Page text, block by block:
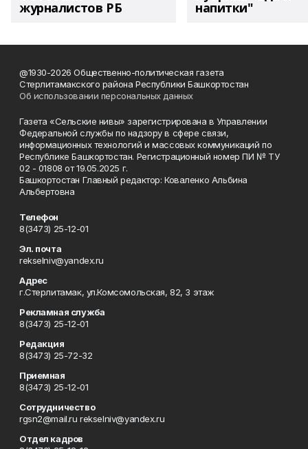
журналистов РБ напитки"
@1930-2026 Общественно-политическая газета
Стерлитамакского района Республики Башкортостан
Об использовании персональных данных
Газета «Сельские нивы» зарегистрирована в Управлении
Федеральной службы по надзору в сфере связи,
информационных технологий и массовых коммуникаций по
Республике Башкортостан. Регистрационный номер ПИ № ТУ
02 - 01808 от 19.05.2025 г.
Башкортостан Главный редактор: Коваленко Альбина
Альбертовна
Телефон
8(3473) 25-12-01
Эл. почта
rekselniv@yandex.ru
Адрес
г.Стерлитамак, ул.Комсомольская, 82, 3 этаж
Рекламная служба
8(3473) 25-12-01
Редакция
8(3473) 25-72-32
Приемная
8(3473) 25-12-01
Сотрудничество
rgsn2@mail.ru rekselniv@yandex.ru
Отдел кадров